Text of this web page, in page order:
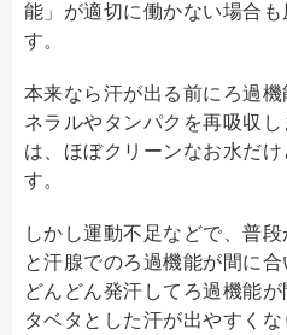
能」が適切に働かない場合
す。
本来なら汗が出る前にろ過
ネラルやタンパクを再吸収
は、ほぼクリーンなお水だ
す。
しかし運動不足などで、普
と汗腺でのろ過機能が間に
どんどん発汗してろ過機能
タベタとした汗が出やすくな